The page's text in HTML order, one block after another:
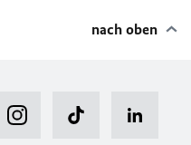
nach oben